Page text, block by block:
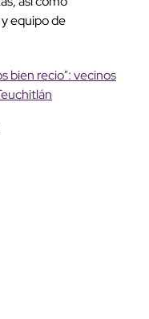
equipo de
bien recio": vecinos